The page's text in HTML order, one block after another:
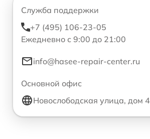
Служба поддержки
+7 (495) 106-23-05
Ежедневно с 9:00 до 21:00
info@hasee-repair-center.ru
Основной офис
Новослободская улица, дом 4